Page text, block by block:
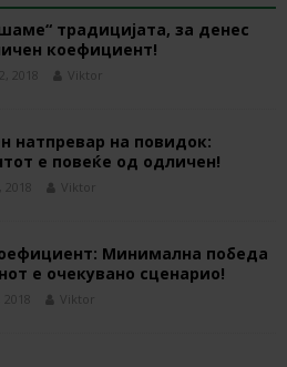
традицијата, за денес
коефициент!
2018 Viktor
натпревар на повидок:
е повеќе од одличен!
Viktor
Минимална победа
е очекувано сценарио!
Viktor